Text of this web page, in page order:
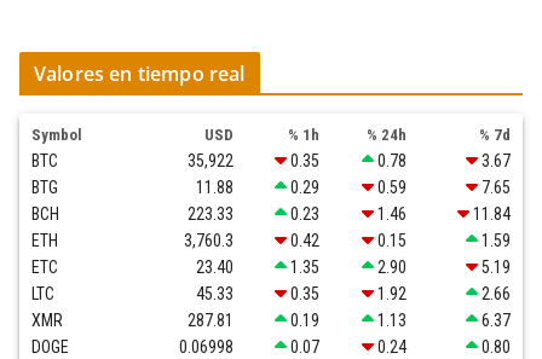
Valores en tiempo real
Symbol USD % 1h % 24h % 7d
BTC 35,922 0.35 0.78
3.67
BTG
11.88 0.29 0.59
7.65
BCH
223.33 0.23 1.46
11.84
ETH
3,760.3 0.42 0.15
1.59
ETC
23.40 1.35 2.90
5.19
LTC
45.33 0.35 1.92
2.66
XMR
287.81 0.19 1.13
6.37
DOGE
0.06998 0.07 0.24
0.80